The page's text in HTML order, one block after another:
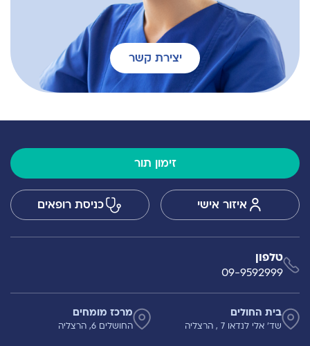
יצירת קשר
זימון תור
איזור אישי כניסת רופאים
טלפון
09-9592999
בית החולים
שד' אלי לנדאו 7 , הרצליה
מרכז מומחים
החושלים 6, הרצליה